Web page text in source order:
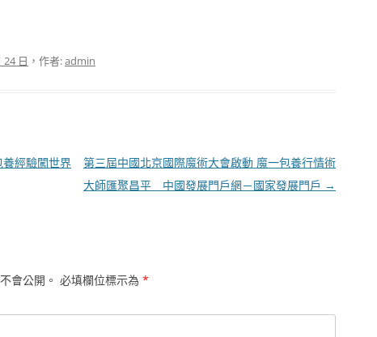
24 日 ，作者:admin
經驗闖世界
第三屆中國北京國際魔術大會啟動 魔一包養行情術
大師匯聚昌平 _ 中國發展門戶網－國家發展門戶 →
會公開。 必填欄位標示為 *